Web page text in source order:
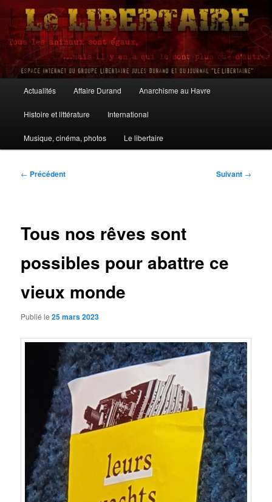
Aller
contenu
principalLe Libertaire
principal
Actualités Affaire Durand Anarchisme au Havre
Histoire et littérature International
Musique, cinéma, photos Le libertaire
Navigation
← Précédent Suivant →
Tous nos rêves sont
possibles pour abattre ce
vieux monde
Publié le25 mars 2023